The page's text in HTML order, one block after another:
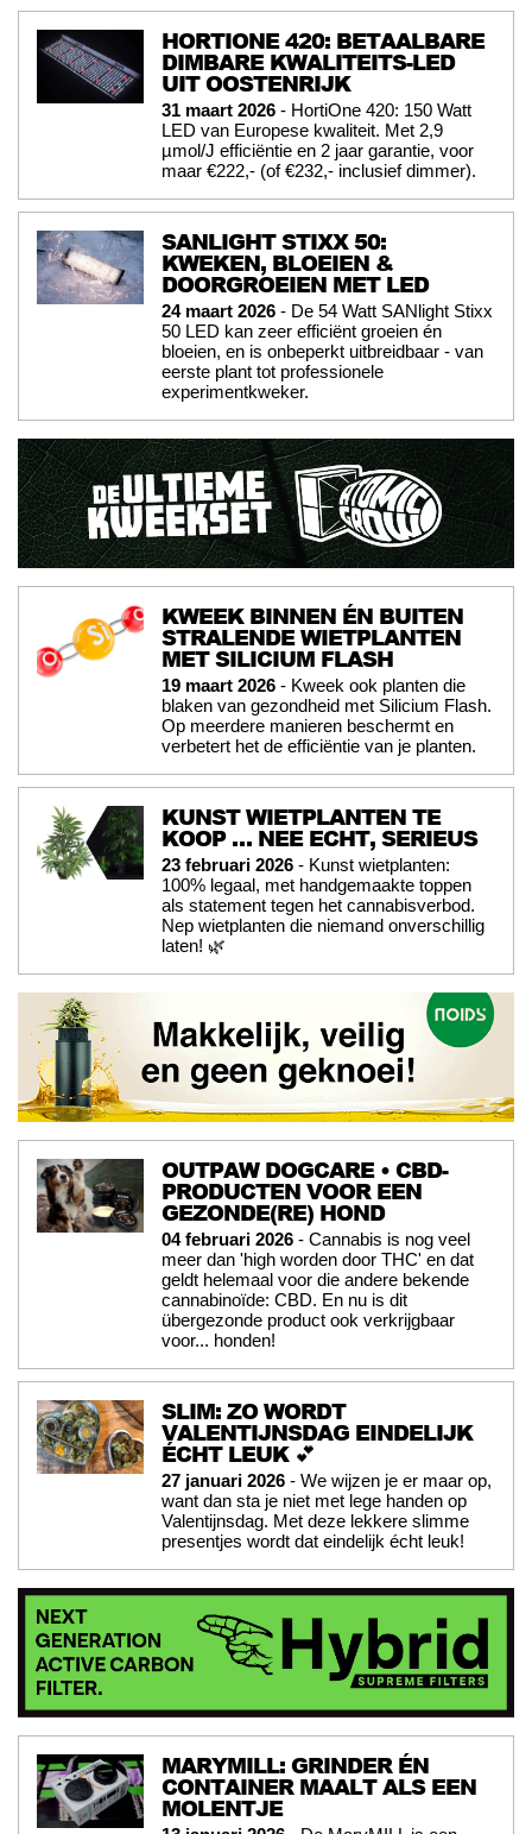
HORTIONE 420: BETAALBARE
DIMBARE KWALITEITS-LED
UIT OOSTENRIJK
31 maart 2026 - HortiOne 420: 150 Watt
LED van Europese kwaliteit. Met 2,9
µmol/J efficiëntie en 2 jaar garantie, voor
maar €222,- (of €232,- inclusief dimmer).
SANLIGHT STIXX 50:
KWEKEN, BLOEIEN &
DOORGROEIEN MET LED
24 maart 2026 - De 54 Watt SANlight Stixx
50 LED kan zeer efficiënt groeien én
bloeien, en is onbeperkt uitbreidbaar - van
eerste plant tot professionele
experimentkweker.
KWEEK BINNEN ÉN BUITEN
STRALENDE WIETPLANTEN
MET SILICIUM FLASH
19 maart 2026 - Kweek ook planten die
blaken van gezondheid met Silicium Flash.
Op meerdere manieren beschermt en
verbetert het de efficiëntie van je planten.
KUNST WIETPLANTEN TE
KOOP … NEE ECHT, SERIEUS
23 februari 2026 - Kunst wietplanten:
100% legaal, met handgemaakte toppen
als statement tegen het cannabisverbod.
Nep wietplanten die niemand onverschillig
laten! 🌿
OUTPAW DOGCARE • CBD-
PRODUCTEN VOOR EEN
GEZONDE(RE) HOND
04 februari 2026 - Cannabis is nog veel
meer dan 'high worden door THC' en dat
geldt helemaal voor die andere bekende
cannabinoïde: CBD. En nu is dit
übergezonde product ook verkrijgbaar
voor... honden!
SLIM: ZO WORDT
VALENTIJNSDAG EINDELIJK
ÉCHT LEUK 💕
27 januari 2026 - We wijzen je er maar op,
want dan sta je niet met lege handen op
Valentijnsdag. Met deze lekkere slimme
presentjes wordt dat eindelijk écht leuk!
MARYMILL: GRINDER ÉN
CONTAINER MAALT ALS EEN
MOLENTJE